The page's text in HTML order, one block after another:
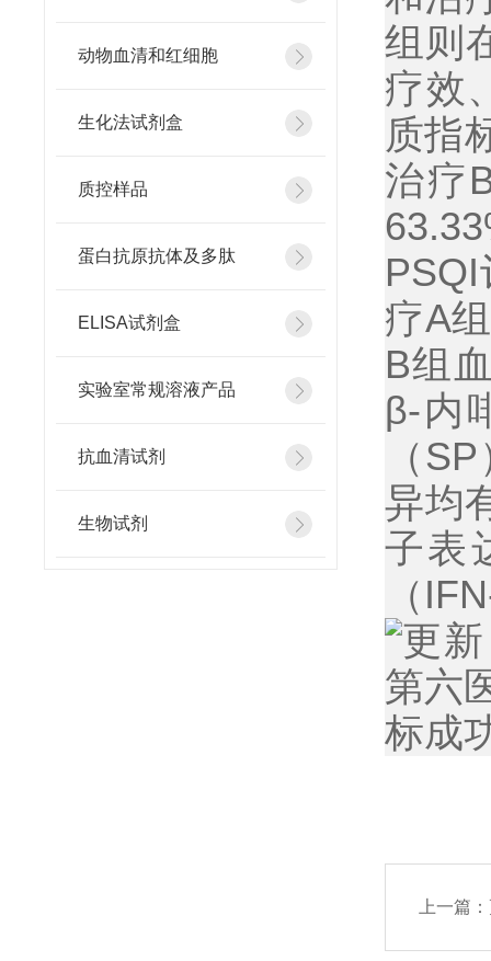
动物血清和红细胞
生化法试剂盒
质控样品
蛋白抗原抗体及多肽
ELISA试剂盒
实验室常规溶液产品
抗血清试剂
生物试剂
组则
疗效
质指
治疗
PSQI
疗A
B组
β-内
（SP
异均
子表
（
上一篇：